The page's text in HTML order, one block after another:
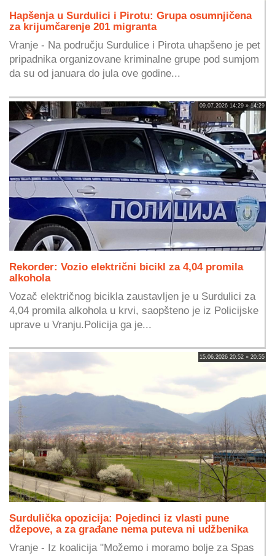
Hapšenja u Surdulici i Pirotu: Grupa osumnjičena
za krijumčarenje 201 migranta
Vranje - Na području Surdulice i Pirota uhapšeno je pet
pripadnika organizovane kriminalne grupe pod sumjom
da su od januara do jula ove godine...
09.07.2026 14:29 » 14:29
Rekorder: Vozio električni bicikl za 4,04 promila
alkohola
Vozač električnog bicikla zaustavljen je u Surdulici za
4,04 promila alkohola u krvi, saopšteno je iz Policijske
uprave u Vranju.Policija ga je...
15.06.2026 20:52 » 20:55
Surdulička opozicija: Pojedinci iz vlasti pune
džepove, a za građane nema puteva ni udžbenika
Vranje - Iz koalicija "Možemo i moramo bolje za Spas